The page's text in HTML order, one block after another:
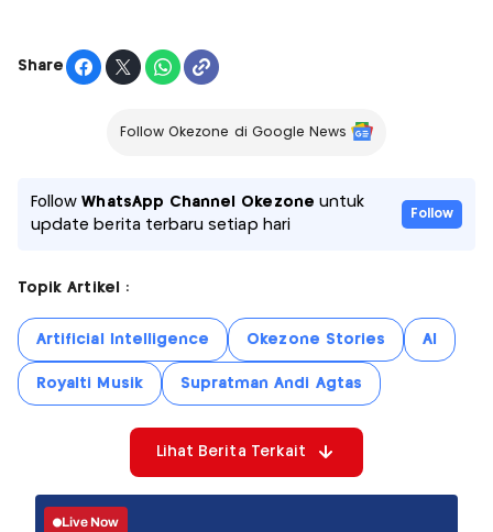
Share
Follow Okezone di Google News
FollowWhatsApp Channel Okezone untuk
update berita terbaru setiap hari
Follow
Topik Artikel :
Artificial Intelligence Okezone Stories AI
Royalti Musik Supratman Andi Agtas
Lihat Berita Terkait
Live Now